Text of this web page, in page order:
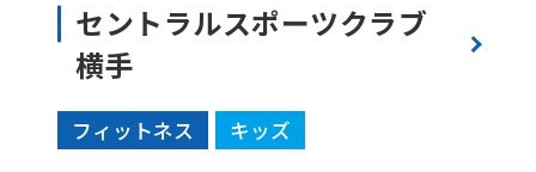
セントラルスポーツクラブ
横手
フィットネス キッズ